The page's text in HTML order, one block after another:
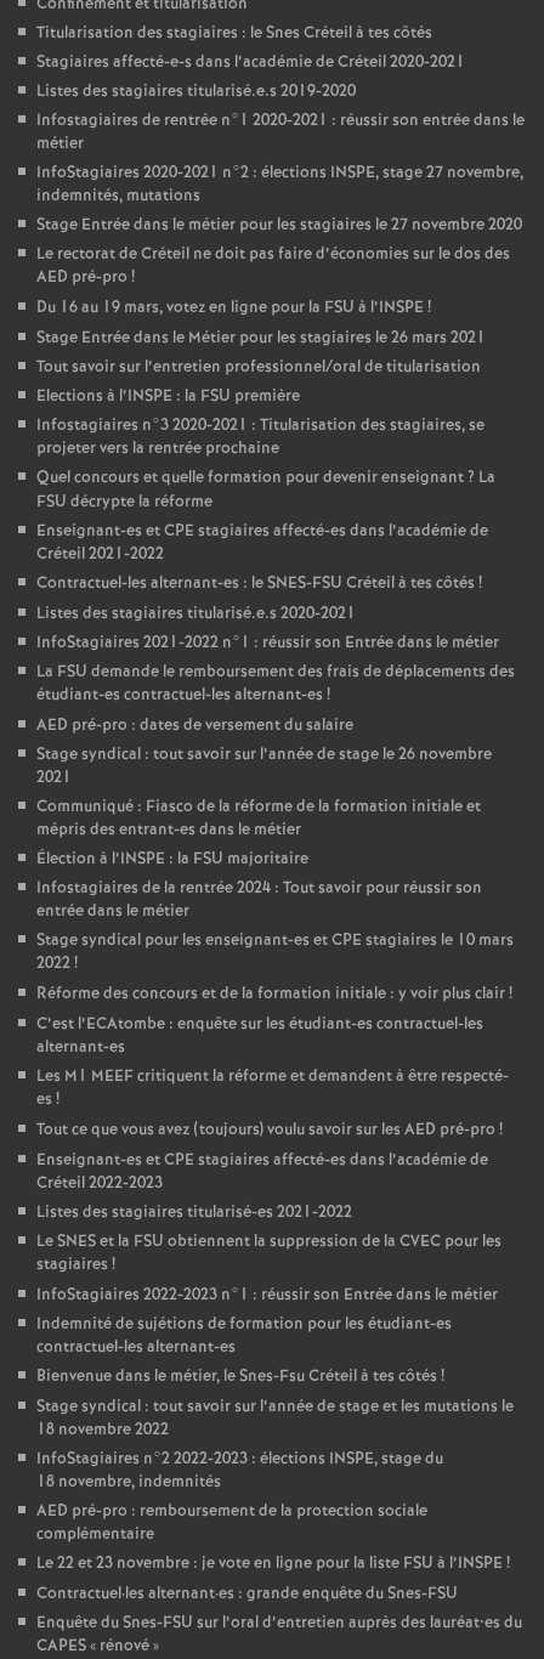
Titularisation des stagiaires : le Snes Créteil à tes côtés
Stagiaires affecté-e-s dans l’académie de Créteil 2020-2021
Listes des stagiaires titularisé.e.s 2019-2020
Infostagiaires de rentrée n°1 2020-2021 : réussir son entrée dans le
métier
InfoStagiaires 2020-2021 n°2 : élections INSPE, stage 27 novembre,
indemnités, mutations
Stage Entrée dans le métier pour les stagiaires le 27 novembre 2020
Le rectorat de Créteil ne doit pas faire d’économies sur le dos des
AED pré-pro !
Du 16 au 19 mars, votez en ligne pour la FSU à l’INSPE !
Stage Entrée dans le Métier pour les stagiaires le 26 mars 2021
Tout savoir sur l’entretien professionnel/oral de titularisation
Elections à l’INSPE : la FSU première
Infostagiaires n°3 2020-2021 : Titularisation des stagiaires, se
projeter vers la rentrée prochaine
Quel concours et quelle formation pour devenir enseignant? La
FSU décrypte la réforme
Enseignant-es etCPE stagiaires affecté-es dans l’académie de
Créteil 2021-2022
Contractuel-les alternant-es : leSNES-FSU Créteil à tes côtés !
Listes des stagiaires titularisé.e.s 2020-2021
InfoStagiaires 2021-2022 n°1 : réussir son Entrée dans le métier
La FSU demande le remboursement des frais de déplacements des
étudiant-es contractuel-les alternant-es !
AED pré-pro : dates de versement du salaire
Stage syndical : tout savoir sur l’année de stage le 26 novembre
2021
Communiqué : Fiasco de la réforme de la formation initiale et
mépris des entrant-es dans le métier
Élection à l’INSPE : la FSU majoritaire
Infostagiaires de la rentrée 2024 : Tout savoir pour réussir son
entrée dans le métier
Stage syndical pour les enseignant-es etCPE stagiaires le 10 mars
2022!
Réforme des concours et de la formation initiale : y voir plus clair!
C’est l’ECAtombe : enquête sur les étudiant-es contractuel-les
alternant-es
Les M1 MEEFcritiquent la réforme et demandent à être respecté-
es !
Tout ce que vous avez (toujours) voulu savoir sur les AED pré-pro !
Enseignant-es etCPE stagiaires affecté-es dans l’académie de
Créteil 2022-2023
Listes des stagiaires titularisé-es 2021-2022
LeSNESet la FSU obtiennent la suppression de la CVEC pour les
stagiaires !
InfoStagiaires 2022-2023 n°1 : réussir son Entrée dans le métier
Indemnité de sujétions de formation pour les étudiant-es
contractuel-les alternant-es
Bienvenue dans le métier, le Snes-Fsu Créteil à tes côtés !
Stage syndical : tout savoir sur l’année de stage et les mutations le
18 novembre 2022
InfoStagiaires n°2 2022-2023 : élections INSPE, stage du
18 novembre, indemnités
AED pré-pro : remboursement de la protection sociale
complémentaire
Le 22 et 23 novembre : je vote en ligne pour la liste FSU à l’INSPE !
Contractuel·les alternant·es : grande enquête du Snes-FSU
Enquête du Snes-FSU sur l’oral d’entretien auprès des lauréat•es du
CAPES« rénové»